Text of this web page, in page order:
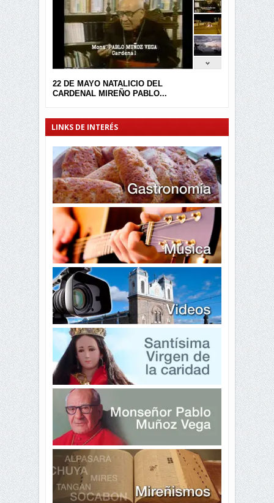
22 DE MAYO NATALICIO DEL
CARDENAL MIREÑO PABLO...
LINKS DE INTERÉS